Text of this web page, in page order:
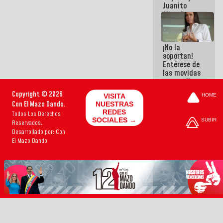
Juanito
Alimaña son
harina del
mismo
costal
¡No la
soportan!
Entérese de
las movidas
que realizan
cómplices
sacudírsela
Copyright © 2026
Con El Mazo Dando.
Todos Los Derechos
Reservados.
Desarrollado por: Con
El Mazo Dando
VISITA
NUESTRAS
REDES
SOCIALES →
HOME
SUBIR